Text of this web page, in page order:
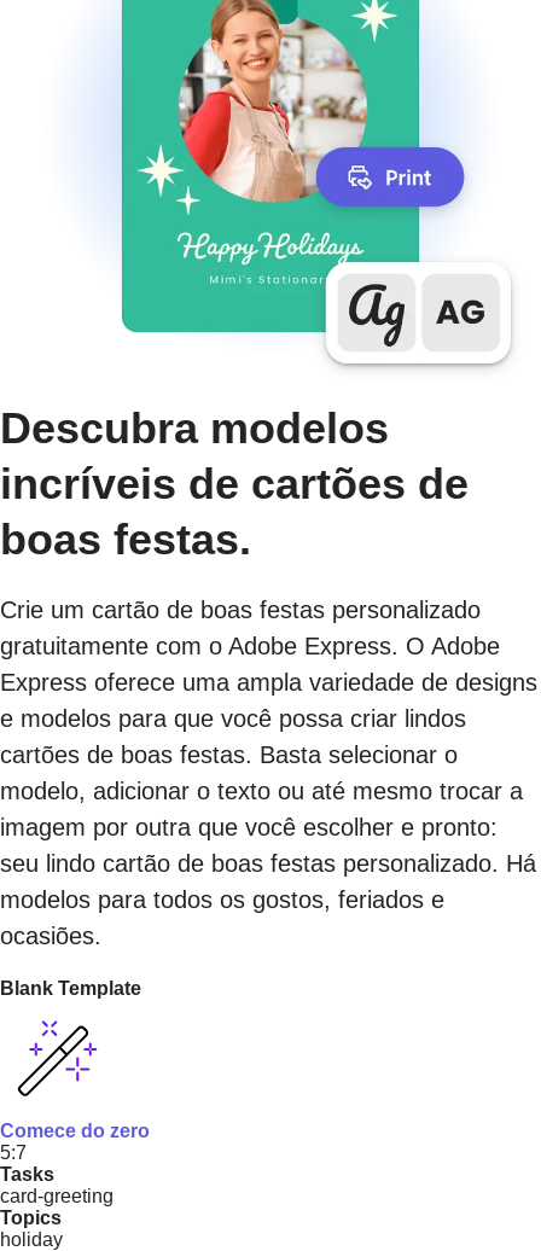
Descubra modelos
incríveis de cartões de
boas festas.
Crie um cartão de boas festas personalizado
gratuitamente com o Adobe Express. O Adobe
Express oferece uma ampla variedade de designs
e modelos para que você possa criar lindos
cartões de boas festas. Basta selecionar o
modelo, adicionar o texto ou até mesmo trocar a
imagem por outra que você escolher e pronto:
seu lindo cartão de boas festas personalizado. Há
modelos para todos os gostos, feriados e
ocasiões.
Blank Template
Comece do zero
5:7
Tasks
card-greeting
Topics
holiday